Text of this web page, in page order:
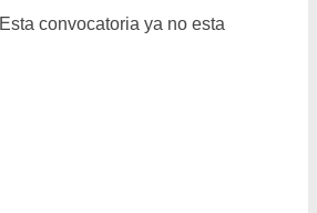
Esta convocatoria ya no esta